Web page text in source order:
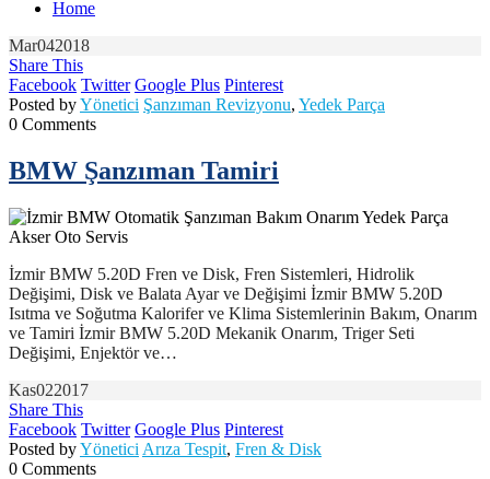
Home
Mar042018
Share This
Facebook Twitter Google Plus Pinterest
Posted byYönetici Şanzıman Revizyonu, Yedek Parça
0 Comments
BMW Şanzıman Tamiri
İzmir BMW 5.20D Fren ve Disk, Fren Sistemleri, Hidrolik
Değişimi, Disk ve Balata Ayar ve Değişimi İzmir BMW 5.20D
Isıtma ve Soğutma Kalorifer ve Klima Sistemlerinin Bakım, Onarım
ve Tamiri İzmir BMW 5.20D Mekanik Onarım, Triger Seti
Değişimi, Enjektör ve…
Kas022017
Share This
Facebook Twitter Google Plus Pinterest
Posted byYönetici Arıza Tespit, Fren & Disk
0 Comments